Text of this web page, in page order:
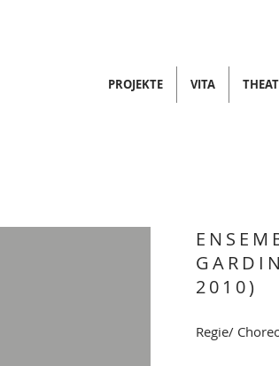
PROJEKTE VITA
2010)
Regie/